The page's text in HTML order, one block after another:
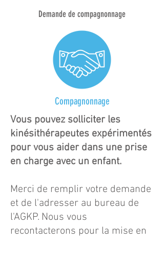
Demande de compagnonnage
Compagnonnage
Vous pouvez solliciter les
kinésithérapeutes expérimentés
pour vous aider dans une prise
en charge avec un enfant.
Merci de remplir votre demande
et de l'adresser au bureau de
l'AGKP. Nous vous
recontacterons pour la mise en